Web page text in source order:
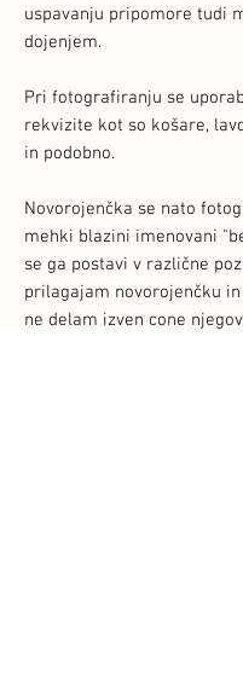
uspavanju pripomore tudi
dojenjem.
Pri fotografiranju se
rekvizite kot so košare,
in podobno.
Novorojenčka se nato
mehki blazini imenovani
se ga postavi v različne
prilagajam novorojenčku
ne delam izven cone